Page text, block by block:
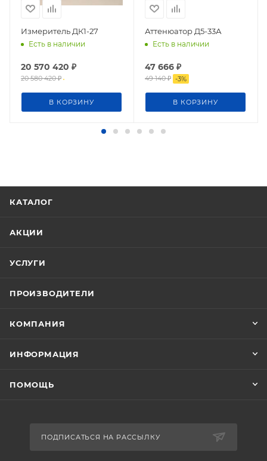
Измеритель ДК1-27
Есть в наличии
20 570 420 ₽
20 580 420₽
В КОРЗИНУ
Аттенюатор Д5-33А
Есть в наличии
47 666 ₽
49 140₽ -3%
В КОРЗИНУ
КАТАЛОГ
АКЦИИ
УСЛУГИ
ПРОИЗВОДИТЕЛИ
КОМПАНИЯ
ИНФОРМАЦИЯ
ПОМОЩЬ
ПОДПИСАТЬСЯ НА РАССЫЛКУ